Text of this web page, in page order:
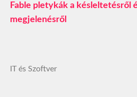
Fable pletykák a késleltetésről
megjelenésről
IT és Szoftver